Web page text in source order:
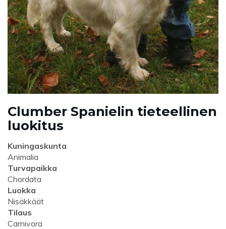
Clumber Spanielin tieteellinen
luokitus
Kuningaskunta
Animalia
Turvapaikka
Chordata
Luokka
Nisäkkäät
Tilaus
Carnivora